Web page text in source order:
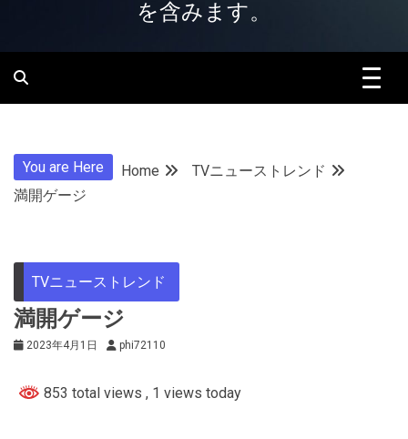
を含みます。
You are Here Home
TVニューストレンド
満開ゲージ
TVニューストレンド
満開ゲージ
2023年4月1日 phi72110
853 total views , 1 views today